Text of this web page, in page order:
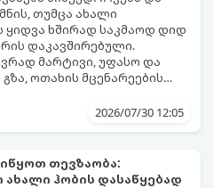
თუმცა ახალი
ყიდვა ხშირად საკმაოდ დიდ
დაკავშირებული.
მარტივი, უფასო და
ოთახის მცენარეების
კი, რადგან პროცესი
ახალი ფესვები
2026/07/30 12:05
თევზაობა:
ახალი ჰობის დასაწყებად